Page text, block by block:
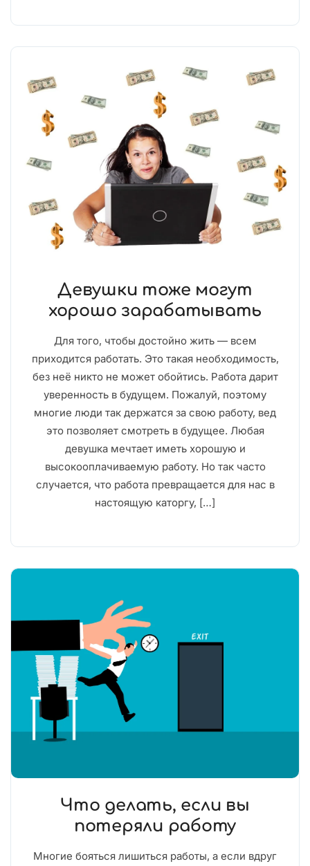
Девушки тоже могут
хорошо зарабатывать
Для того, чтобы достойно жить — всем
приходится работать. Это такая необходимость,
без неё никто не может обойтись. Работа дарит
уверенность в будущем. Пожалуй, поэтому
многие люди так держатся за свою работу, вед
это позволяет смотреть в будущее. Любая
девушка мечтает иметь хорошую и
высокооплачиваемую работу. Но так часто
случается, что работа превращается для нас в
настоящую каторгу, […]
Что делать, если вы
потеряли работу
Многие бояться лишиться работы, а если вдруг